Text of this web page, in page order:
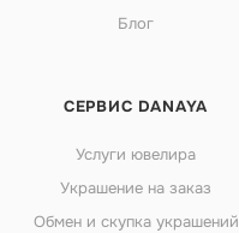
Блог
СЕРВИС DANAYA
Услуги ювелира
Украшение на заказ
Обмен и скупка украшений